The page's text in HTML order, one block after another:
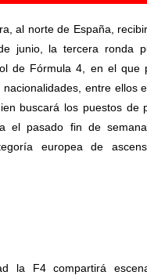
al norte de España,
junio, la tercera ronda
de Fórmula 4, en el que
entre ellos
buscará los puestos de
el pasado fin de
europea de
la F4 compartirá